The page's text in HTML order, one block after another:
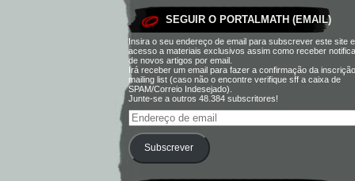
SEGUIR O PORTALMATH (EMAIL)
Insira o seu endereço de email para subscrever este site
acesso a materiais exclusivos assim como receber
de novos artigos por email.
Irá receber um email para fazer a confirmação da
mailing list (caso não o encontre verifique sff a caixa de
SPAM/Correio Indesejado).
Junte-se a outros 48.384 subscritores!
Subscrever